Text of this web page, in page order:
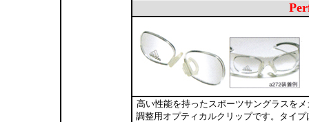
高い性能を持ったスポーツサングラスを
調整用オプティカルクリップです。タイ